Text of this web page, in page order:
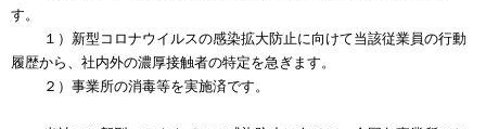
す。
１）新型コロナウイルスの感染拡大防止に向けて当該従業員の行動
履歴から、社内外の濃厚接触者の特定を急ぎます。
２）事業所の消毒等を実施済です。